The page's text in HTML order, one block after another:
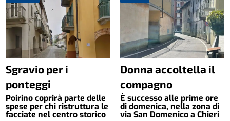
Sgravio per i
ponteggi
Poirino coprirà parte delle
spese per chi ristruttura le
facciate nel centro storico
Donna accoltella il
compagno
È successo alle prime ore
di domenica, nella zona di
via San Domenico a Chieri